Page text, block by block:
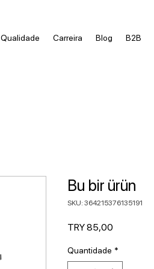
Qualidade Carreira Blog B2B
Bu bir ürün
SKU: 364215376135191
TRY 85,00
Quantidade *